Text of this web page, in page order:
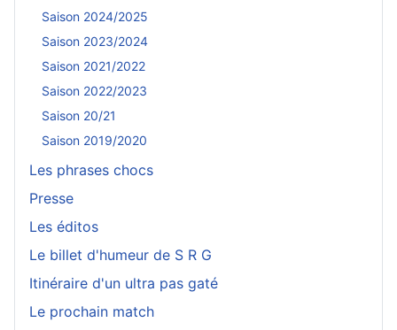
Saison 2024/2025
Saison 2023/2024
Saison 2021/2022
Saison 2022/2023
Saison 20/21
Saison 2019/2020
Les phrases chocs
Presse
Les éditos
Le billet d'humeur de S R G
Itinéraire d'un ultra pas gaté
Le prochain match